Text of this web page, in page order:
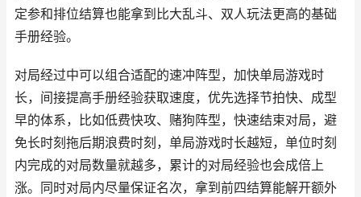
定参和排位结算也能拿到比大乱斗、双人玩法更高的基础
手册经验。
对局经过中可以组合适配的速冲阵型，加快单局游戏时
长，间接提高手册经验获取速度，优先选择节拍快、成型
早的体系，比如低费快攻、赌狗阵型，快速结束对局，避
免长时刻拖后期浪费时刻，单局游戏时长越短，单位时刻
内完成的对局数量就越多，累计的对局经验也会成倍上
涨。同时对局内尽量保证名次，拿到前四结算能解开额外